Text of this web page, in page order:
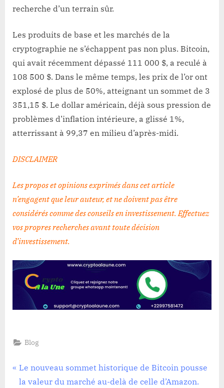
recherche d’un terrain sûr.
Les produits de base et les marchés de la
cryptographie ne s’échappent pas non plus. Bitcoin,
qui avait récemment dépassé 111 000 $, a reculé à
108 500 $. Dans le même temps, les prix de l’or ont
explosé de plus de 50%, atteignant un sommet de 3
351,15 $. Le dollar américain, déjà sous pression de
problèmes d’inflation intérieure, a glissé 1%,
atterrissant à 99,37 en milieu d’après-midi.
DISCLAIMER
Les propos et opinions exprimés dans cet article
n’engagent que leur auteur, et ne doivent pas être
considérés comme des conseils en investissement. Effectuez
vos propres recherches avant toute décision
d’investissement.
Blog
Navigation
P
r
Le nouveau sommet historique de Bitcoin pousse
la valeur du marché au-delà de celle d’Amazon.